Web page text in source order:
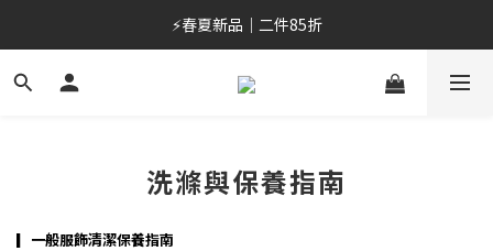
⚡春夏新品｜二件85折
⚡春夏新品｜二件85折
加入會員/綁定LINE，首購最高折$400
⚡春夏新品｜二件85折
洗滌與保養指南
▎一般服飾清潔保養指南